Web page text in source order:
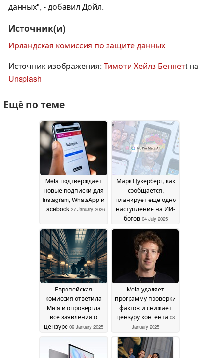
данных", - добавил Дойл.
Источник(и)
Ирландская комиссия по защите данных
Источник изображения: Тимоти Хейлз Беннетt на
Unsplash
Ещё по теме
Meta подтверждает
новые подписки для
Instagram, WhatsApp и
Facebook 27 January 2026
Марк Цукерберг, как
сообщается,
планирует еще одно
наступление на ИИ-
ботов 04 July 2025
Европейская
комиссия ответила
Meta и опровергла
все заявления о
цензуре 09 January 2025
Meta удаляет
программу проверки
фактов и снижает
цензуру контента 08
January 2025